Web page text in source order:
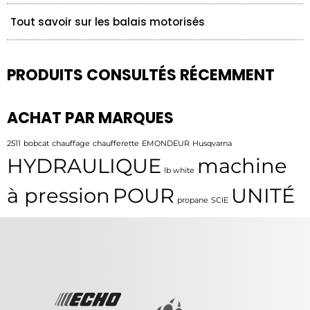
Tout savoir sur les balais motorisés
PRODUITS CONSULTÉS RÉCEMMENT
ACHAT PAR MARQUES
2511 bobcat chauffage chaufferette EMONDEUR Husqvarna
HYDRAULIQUE lb white machine
à pression POUR propane SCIE UNITÉ